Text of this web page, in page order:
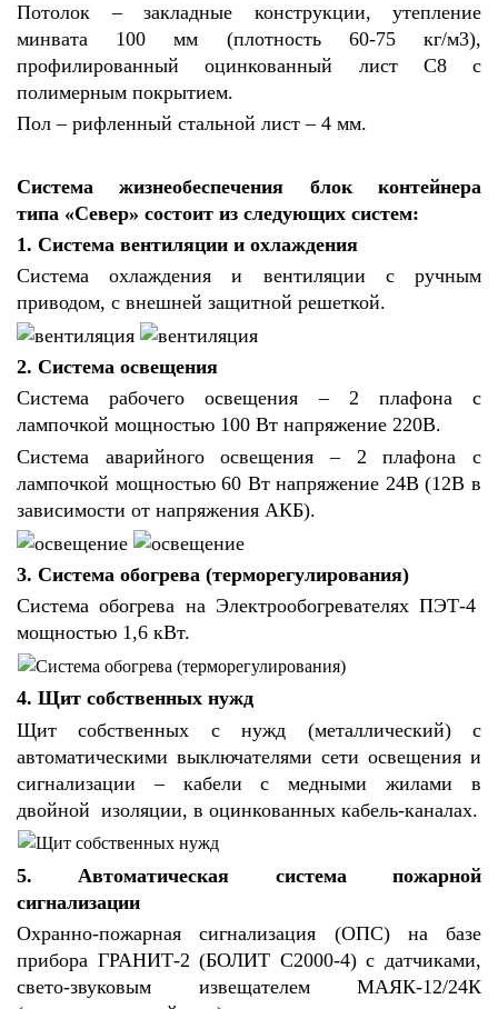
Потолок – закладные конструкции, утепление
минвата 100 мм (плотность 60-75 кг/м3),
профилированный оцинкованный лист С8 с
полимерным покрытием.
Пол – рифленный стальной лист – 4 мм.
Система жизнеобеспечения блок контейнера
типа «Север» состоит из следующих систем:
1. Система вентиляции и охлаждения
Система охлаждения и вентиляции с ручным
приводом, с внешней защитной решеткой.
2. Система освещения
Система рабочего освещения – 2 плафона с
лампочкой мощностью 100 Вт напряжение 220В.
Система аварийного освещения – 2 плафона с
лампочкой мощностью 60 Вт напряжение 24В (12В в
зависимости от напряжения АКБ).
3. Система обогрева (терморегулирования)
Система обогрева на Электрообогревателях ПЭТ-4
мощностью 1,6 кВт.
4. Щит собственных нужд
Щит собственных с нужд (металлический) с
автоматическими выключателями сети освещения и
сигнализации – кабели с медными жилами в
двойной изоляции, в оцинкованных кабель-каналах.
5. Автоматическая система пожарной
сигнализации
Охранно-пожарная сигнализация (ОПС) на базе
прибора ГРАНИТ-2 (БОЛИТ С2000-4) с датчиками,
свето-звуковым извещателем МАЯК-12/24К